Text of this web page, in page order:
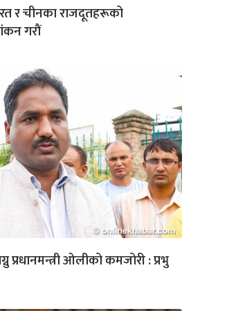
र चीनका राजदूतहरूको
गराैं
प्रधानमन्त्री ओलीको कमजोरी : प्रभु